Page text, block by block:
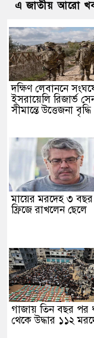
এ জাতীয় আরো
দক্ষিণ লেবাননে
ইসরায়েলি রিজার্ভ
সীমান্তে উত্তেজনা বৃদ্ধি
মায়ের মরদেহ ৩
ফ্রিজে রাখলেন ছেলে
গাজায় তিন বছর পর
থেকে উদ্ধার ১১২